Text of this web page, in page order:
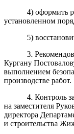
4) оформить
установленном
5)
3.
Кургану
выполнением
производстве работ.
4. Контроль
на заместителя
директора
и строительства